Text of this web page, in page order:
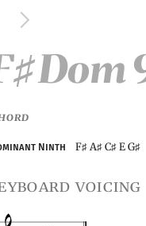
♯Dom
Ninth F♯ A♯ C♯ E G♯
voicing